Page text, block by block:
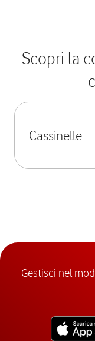
Scopri la
Cassinelle
Gestisci nel